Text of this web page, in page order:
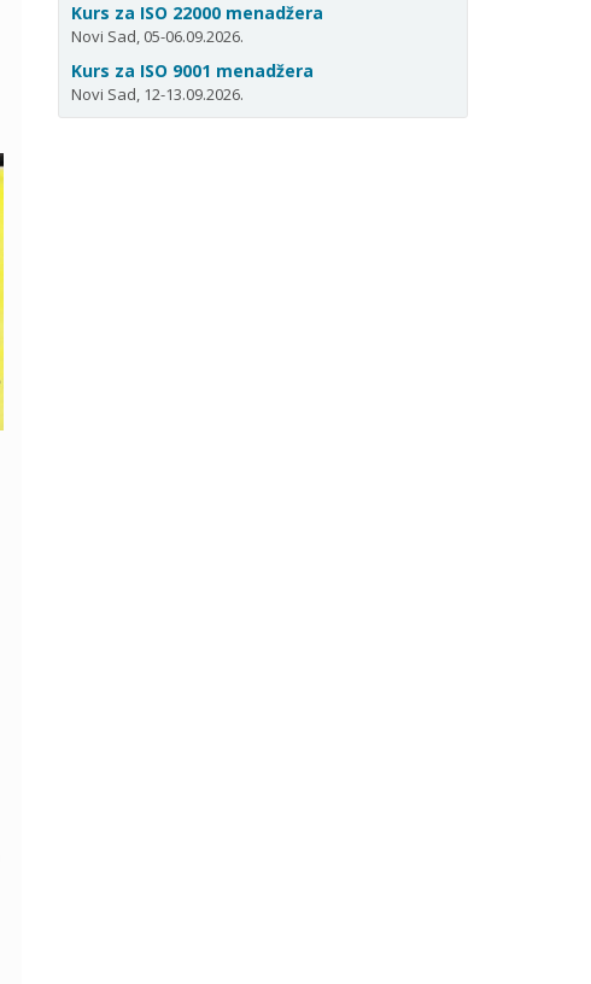
Kurs za ISO 22000 menadžera
Novi Sad, 05-06.09.2026.
Kurs za ISO 9001 menadžera
Novi Sad, 12-13.09.2026.